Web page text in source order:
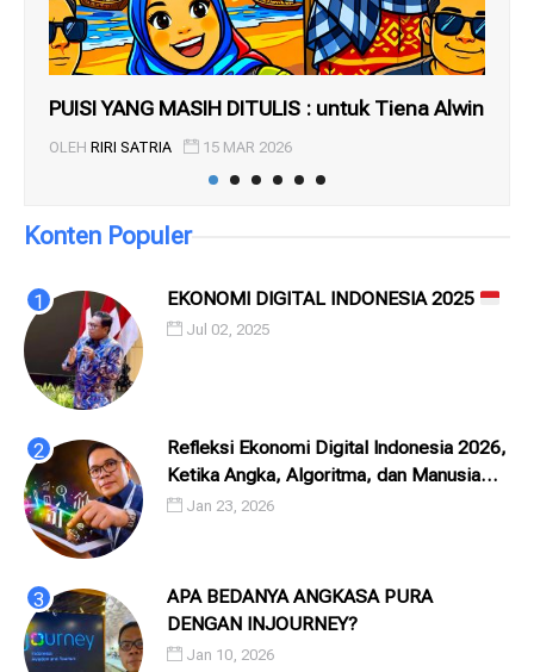
PUISI YANG MASIH DITULIS : untuk Tiena Alwin
OLEH RIRI SATRIA 15 MAR 2026
Konten Populer
EKONOMI DIGITAL INDONESIA 2025
Jul 02, 2025
Refleksi Ekonomi Digital Indonesia 2026,
Ketika Angka, Algoritma, dan Manusia
Saling Menatap
Jan 23, 2026
APA BEDANYA ANGKASA PURA
DENGAN INJOURNEY?
Jan 10, 2026